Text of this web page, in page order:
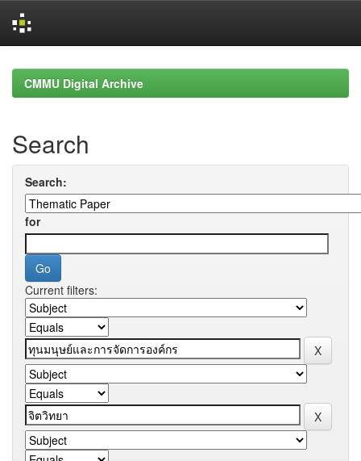
navigationCMMU Digital Archive
Search
Search:
for
Current filters: